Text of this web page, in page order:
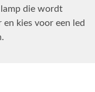
die wordt
kies voor een led